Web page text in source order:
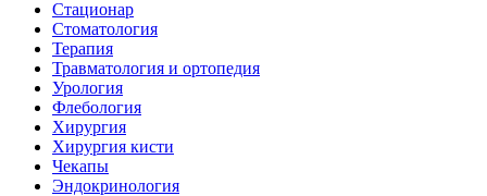
Стационар
Стоматология
Терапия
Травматология и ортопедия
Урология
Флебология
Хирургия
Хирургия кисти
Чекапы
Эндокринология